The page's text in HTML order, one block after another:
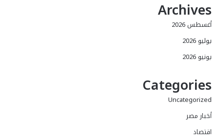
Archives
أغسطس 2026
يوليو 2026
يونيو 2026
Categories
Uncategorized
أخبار مصر
اقتصاد